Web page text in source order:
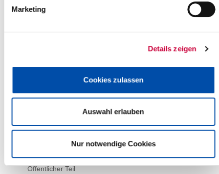
Marketing
Details zeigen
Cookies zulassen
Auswahl erlauben
Nur notwendige Cookies
hier: BV RBZ - Sanierung sicherheitstechnischer Anlagen
(3.BA)
Beschluss über Beratung der nachfolgenden
Tagesordnungspunkte in
Nichtöffentlicher Teil
Maßgabe der Beschlussfassung voraussichtlich nicht
Mitteilungen und Anfragen (nicht öffentlich)
Öffentlicher Teil